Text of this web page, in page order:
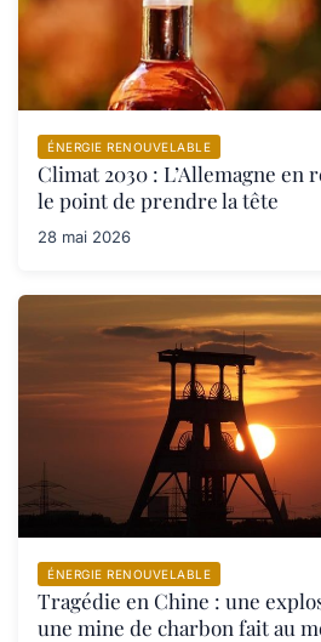
ÉNERGIE RENOUVELABLE
Climat 2030 : L’Allemagne en
le point de prendre la tête
28 mai 2026
ÉNERGIE RENOUVELABLE
Tragédie en Chine : une
une mine de charbon fait au